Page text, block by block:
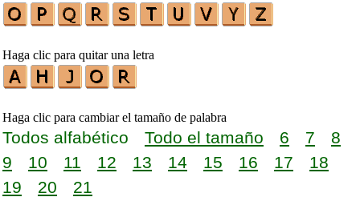
Haga clic para quitar una letra
Haga clic para cambiar el tamaño de palabra
Todos alfabético Todo el tamaño 6 7
8
9
10 11 12 13 14 15 16 17
18
19
20 21